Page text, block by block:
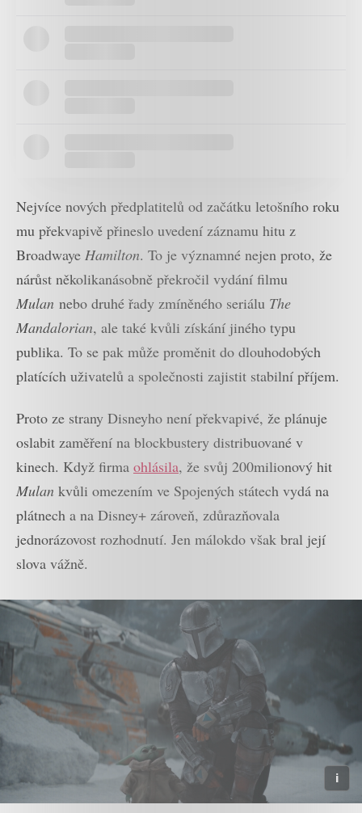
Nejvíce nových předplatitelů od začátku letošního roku
mu překvapivě přineslo uvedení záznamu hitu z
Broadwaye Hamilton. To je významné nejen proto, že
nárůst několikanásobně překročil vydání filmu
Mulan nebo druhé řady zmíněného seriálu The
Mandalorian, ale také kvůli získání jiného typu
publika. To se pak může proměnit do dlouhodobých
platících uživatelů a společnosti zajistit stabilní příjem.
Proto ze strany Disneyho není překvapivé, že plánuje
oslabit zaměření na blockbustery distribuované v
kinech. Když firma ohlásila, že svůj 200milionový hit
Mulan kvůli omezením ve Spojených státech vydá na
plátnech a na Disney+ zároveň, zdůrazňovala
jednorázovost rozhodnutí. Jen málokdo však bral její
slova vážně.